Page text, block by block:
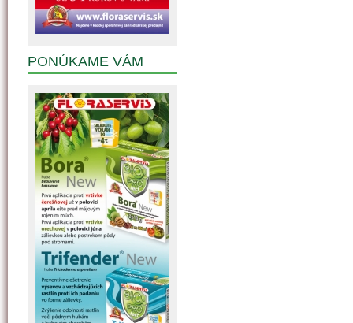
PONÚKAME VÁM